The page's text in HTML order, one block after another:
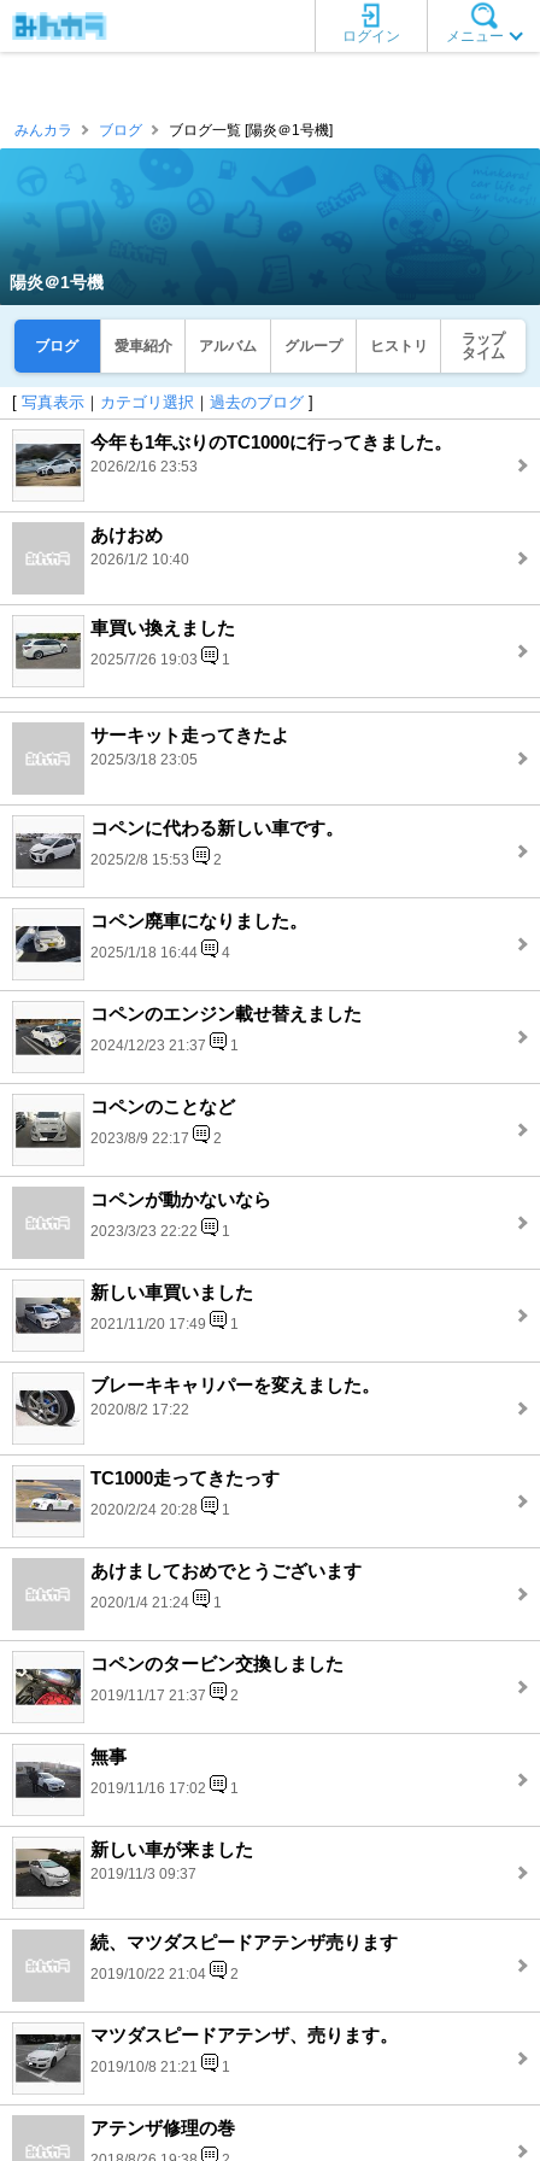
メニュー
ログイン
みんカラ ブログ ブログ一覧 [陽炎＠1号機]
陽炎＠1号機
ブログ 愛車紹介 アルバム グループ ヒストリ
ラップ
タイム
[ 写真表示 ｜ カテゴリ選択 ｜ 過去のブログ ]
今年も1年ぶりのTC1000に行ってきました。
2026/2/16 23:53
あけおめ
2026/1/2 10:40
車買い換えました
2025/7/26 19:03 1
サーキット走ってきたよ
2025/3/18 23:05
コペンに代わる新しい車です。
2025/2/8 15:53 2
コペン廃車になりました。
2025/1/18 16:44 4
コペンのエンジン載せ替えました
2024/12/23 21:37 1
コペンのことなど
2023/8/9 22:17 2
コペンが動かないなら
2023/3/23 22:22 1
新しい車買いました
2021/11/20 17:49 1
ブレーキキャリパーを変えました。
2020/8/2 17:22
TC1000走ってきたっす
2020/2/24 20:28 1
あけましておめでとうございます
2020/1/4 21:24 1
コペンのタービン交換しました
2019/11/17 21:37 2
無事
2019/11/16 17:02 1
新しい車が来ました
2019/11/3 09:37
続、マツダスピードアテンザ売ります
2019/10/22 21:04 2
マツダスピードアテンザ、売ります。
2019/10/8 21:21 1
アテンザ修理の巻